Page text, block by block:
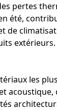
pertes
les